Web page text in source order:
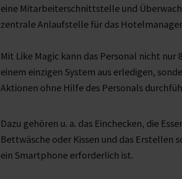
eine Mitarbeiterschnittstelle und
zentrale Anlaufstelle für das
Mit Like Magic kann das Personal nicht
einem einzigen System aus erledigen,
Aktionen ohne Hilfe des Personals
Dazu gehören u. a. das Einchecken, die
Bettwäsche oder Kissen und das Erstellen
ein Smartphone erforderlich ist.